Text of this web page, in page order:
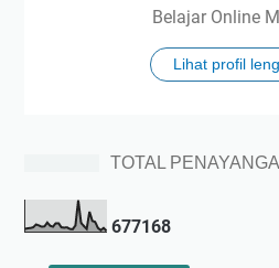
Belajar Online
Lihat profil
TOTAL
677168